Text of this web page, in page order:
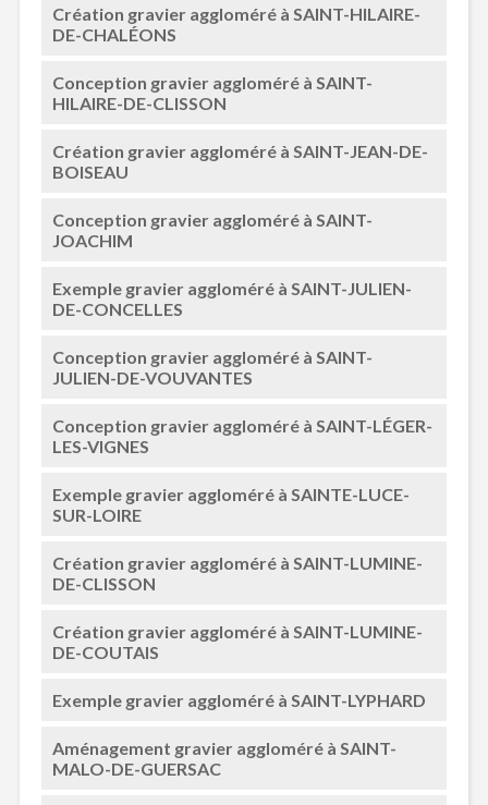
Création gravier aggloméré à SAINT-HILAIRE-
DE-CHALÉONS
Conception gravier aggloméré à SAINT-
HILAIRE-DE-CLISSON
Création gravier aggloméré à SAINT-JEAN-DE-
BOISEAU
Conception gravier aggloméré à SAINT-
JOACHIM
Exemple gravier aggloméré à SAINT-JULIEN-
DE-CONCELLES
Conception gravier aggloméré à SAINT-
JULIEN-DE-VOUVANTES
Conception gravier aggloméré à SAINT-LÉGER-
LES-VIGNES
Exemple gravier aggloméré à SAINTE-LUCE-
SUR-LOIRE
Création gravier aggloméré à SAINT-LUMINE-
DE-CLISSON
Création gravier aggloméré à SAINT-LUMINE-
DE-COUTAIS
Exemple gravier aggloméré à SAINT-LYPHARD
Aménagement gravier aggloméré à SAINT-
MALO-DE-GUERSAC